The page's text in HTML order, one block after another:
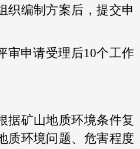
织编制方案后，提交申
审申请受理后10个工作
据矿山地质环境条件复
质环境问题、危害程度